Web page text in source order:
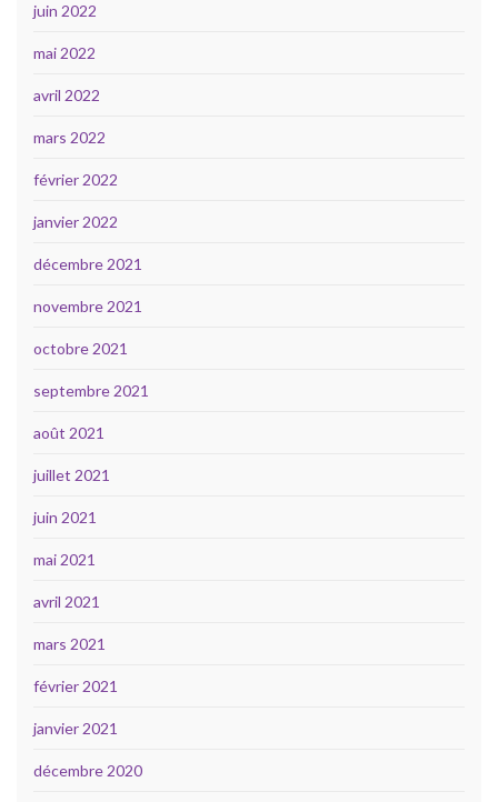
juin 2022
mai 2022
avril 2022
mars 2022
février 2022
janvier 2022
décembre 2021
novembre 2021
octobre 2021
septembre 2021
août 2021
juillet 2021
juin 2021
mai 2021
avril 2021
mars 2021
février 2021
janvier 2021
décembre 2020